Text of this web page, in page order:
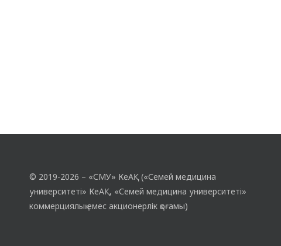
© 2019-2026 – «СМУ» КеАҚ («Семей медицина
университеті» КеАҚ, «Семей медицина университеті»
коммерциялық емес акционерлік қоғамы)